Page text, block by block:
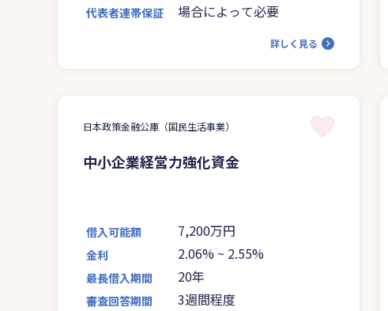
代表者連帯保証 場合によって必要
詳しく見る
日本政策金融公庫（国民生活事業）
中小企業経営力強化資金
借入可能額 7,200万円
金利 2.06% ~ 2.55%
最長借入期間 20年
審査回答期間 3週間程度